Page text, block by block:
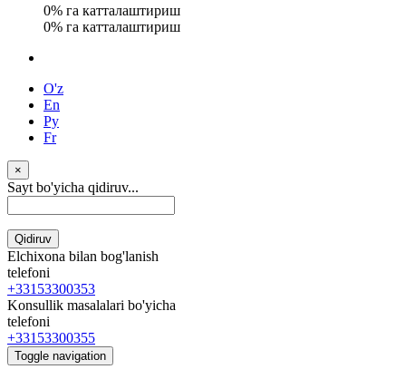
0% га катталаштириш
0% га катталаштириш
O'z
En
Ру
Fr
×
Sayt bo'yicha qidiruv...
Qidiruv
Elchixona bilan bog'lanish
telefoni
+33153300353
Konsullik masalalari bo'yicha
telefoni
+33153300355
Toggle navigation